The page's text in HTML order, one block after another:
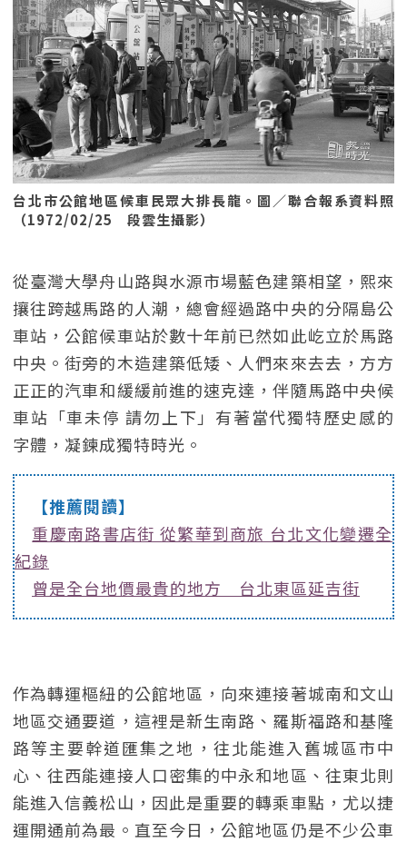
台北市公館地區候車民眾大排長龍。圖／聯合報系資料照
（1972/02/25 段雲生攝影）
從臺灣大學舟山路與水源市場藍色建築相望，熙來
攘往跨越馬路的人潮，總會經過路中央的分隔島公
車站，公館候車站於數十年前已然如此屹立於馬路
中央。街旁的木造建築低矮、人們來來去去，方方
正正的汽車和緩緩前進的速克達，伴隨馬路中央候
車站「車未停 請勿上下」有著當代獨特歷史感的
字體，凝鍊成獨特時光。
【推薦閱讀】
重慶南路書店街 從繁華到商旅 台北文化變遷全
紀錄
曾是全台地價最貴的地方 台北東區延吉街
作為轉運樞紐的公館地區，向來連接著城南和文山
地區交通要道，這裡是新生南路、羅斯福路和基隆
路等主要幹道匯集之地，往北能進入舊城區市中
心、往西能連接人口密集的中永和地區、往東北則
能進入信義松山，因此是重要的轉乘車點，尤以捷
運開通前為最。直至今日，公館地區仍是不少公車